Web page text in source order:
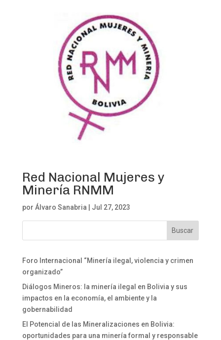
Red Nacional Mujeres y
Minería RNMM
por Álvaro Sanabria | Jul 27, 2023
Foro Internacional “Minería ilegal, violencia y crimen
organizado”
Diálogos Mineros: la minería ilegal en Bolivia y sus
impactos en la economía, el ambiente y la
gobernabilidad
El Potencial de las Mineralizaciones en Bolivia:
oportunidades para una minería formal y responsable